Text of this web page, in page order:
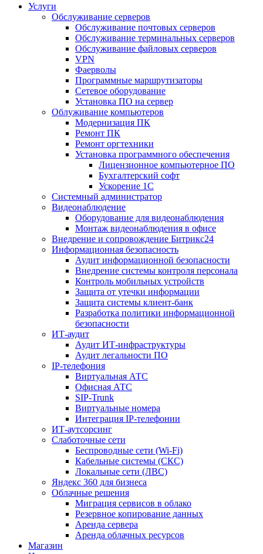
Услуги
Обслуживание серверов
Обслуживание почтовых серверов
Обслуживание терминальных серверов
Обслуживание файловых серверов
VPN
Фаерволы
Программные маршрутизаторы
Сетевое оборудование
Установка ПО на сервер
Облуживание компьютеров
Модернизация ПК
Ремонт ПК
Ремонт оргтехники
Установка программного обеспечения
Лицензионное компьютерное ПО
Бухгалтерский софт
Ускорение 1С
Системный администратор
Видеонаблюдение
Оборудование для видеонаблюдения
Монтаж видеонаблюдения в офисе
Внедрение и сопровождение Битрикс24
Информационная безопасность
Аудит информационной безопасности
Внедрение системы контроля персонала
Контроль мобильных устройств
Защита от утечки информации
Защита системы клиент-банк
Разработка политики информационной
безопасности
ИТ-аудит
Аудит ИТ-инфраструктуры
Аудит легальности ПО
IP-телефония
Виртуальная АТС
Офисная АТС
SIP-Trunk
Виртуальные номера
Интеграция IP-телефонии
ИТ-аутсорсинг
Слаботочные сети
Беспроводные сети (Wi-Fi)
Кабельные системы (СКС)
Локальные сети (ЛВС)
Яндекс 360 для бизнеса
Облачные решения
Миграция сервисов в облако
Резервное копирование данных
Аренда сервера
Аренда облачных ресурсов
Магазин